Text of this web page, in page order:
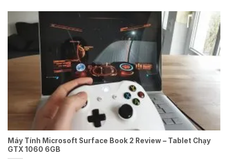
Máy Tính Microsoft Surface Book 2 Review – Tablet Chạy
GTX 1060 6GB